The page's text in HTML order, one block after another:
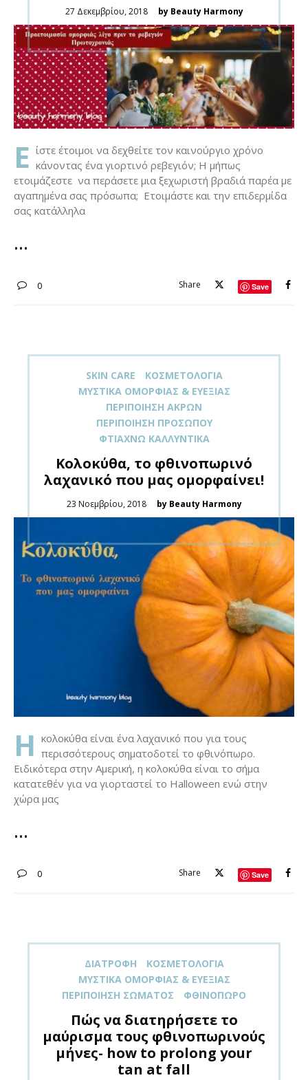
Posted
27 Δεκεμβρίου, 2018 by Beauty Harmony
Ε ίστε έτοιμοι να δεχθείτε τον καινούργιο χρόνο
κάνοντας ένα γιορτινό ρεβεγιόν; Η μήπως
ετοιμάζεστε να περάσετε μια ξεχωριστή βραδιά παρέα με
αγαπημένα σας πρόσωπα; Ετοιμάστε και την επιδερμίδα
σας κατάλληλα
0 Share Save
SKIN CARE
ΚΟΣΜΕΤΟΛΟΓΊΑ
ΜΥΣΤΙΚΆ ΟΜΟΡΦΙΆΣ & ΕΥΕΞΊΑΣ
ΠΕΡΙΠΟΊΗΣΗ ΆΚΡΩΝ
ΠΕΡΙΠΟΊΗΣΗ ΠΡΟΣΏΠΟΥ
ΦΤΙΆΧΝΩ ΚΑΛΛΥΝΤΙΚΆ
Κολοκύθα, το φθινοπωρινό
λαχανικό που μας ομορφαίνει!
Posted
23 Νοεμβρίου, 2018 by Beauty Harmony
Η κολοκύθα είναι ένα λαχανικό που για τους
περισσότερους σηματοδοτεί το φθινόπωρο.
Ειδικότερα στην Αμερική, η κολοκύθα είναι το σήμα
κατατεθέν για να γιορταστεί το Halloween ενώ στην
χώρα μας
0 Share Save
ΔΙΑΤΡΟΦΉ
ΚΟΣΜΕΤΟΛΟΓΊΑ
ΜΥΣΤΙΚΆ ΟΜΟΡΦΙΆΣ & ΕΥΕΞΊΑΣ
ΠΕΡΙΠΟΊΗΣΗ ΣΏΜΑΤΟΣ
ΦΘΙΝΌΠΩΡΟ
Πώς να διατηρήσετε το
μαύρισμα τους φθινοπωρινούς
μήνες- how to prolong your
tan at fall